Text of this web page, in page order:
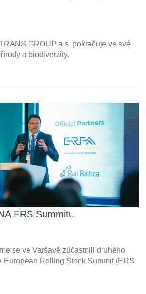
GROUP a.s. pokračuje ve své
a biodiverzity.
ERS Summitu
se ve Varšavě zúčastnili druhého
European Rolling Stock Summit (ERS